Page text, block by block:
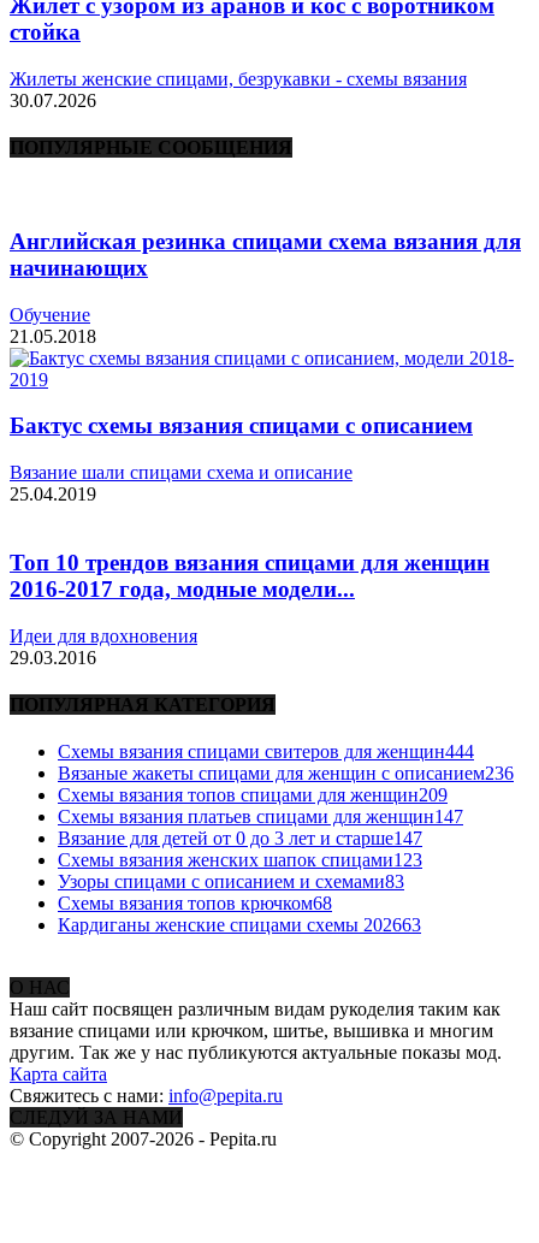
Жилет с узором из аранов и кос с воротником
стойка
Жилеты женские спицами, безрукавки - схемы вязания
30.07.2026
ПОПУЛЯРНЫЕ СООБЩЕНИЯ
Английская резинка спицами схема вязания для
начинающих
Обучение
21.05.2018
Бактус схемы вязания спицами с описанием
Вязание шали спицами схема и описание
25.04.2019
Топ 10 трендов вязания спицами для женщин
2016-2017 года, модные модели...
Идеи для вдохновения
29.03.2016
ПОПУЛЯРНАЯ КАТЕГОРИЯ
Схемы вязания спицами свитеров для женщин444
Вязаные жакеты спицами для женщин с описанием236
Схемы вязания топов спицами для женщин209
Схемы вязания платьев спицами для женщин147
Вязание для детей от 0 до 3 лет и старше147
Схемы вязания женских шапок спицами123
Узоры спицами с описанием и схемами83
Схемы вязания топов крючком68
Кардиганы женские спицами схемы 202663
О НАС
Наш сайт посвящен различным видам рукоделия таким как
вязание спицами или крючком, шитье, вышивка и многим
другим. Так же у нас публикуются актуальные показы мод.
Карта сайта
Свяжитесь с нами: info@pepita.ru
СЛЕДУЙ ЗА НАМИ
© Copyright 2007-2026 - Pepita.ru